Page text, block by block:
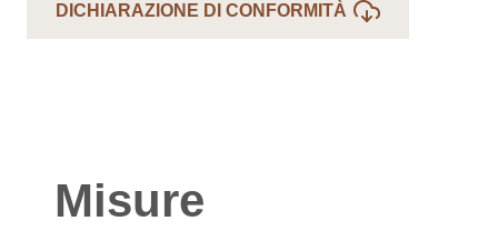
DICHIARAZIONE DI CONFORMITÀ
Misure